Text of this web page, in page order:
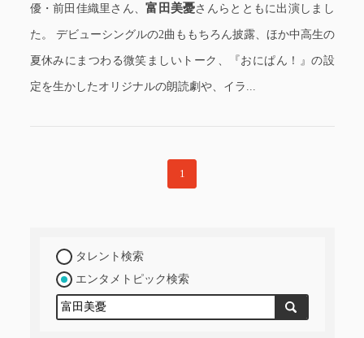
優・前田佳織里さん、富田美憂さんらとともに出演しまし
た。 デビューシングルの2曲ももちろん披露、ほか中高生の
夏休みにまつわる微笑ましいトーク、『おにぱん！』の設
定を生かしたオリジナルの朗読劇や、イラ...
1
タレント検索
エンタメトピック検索